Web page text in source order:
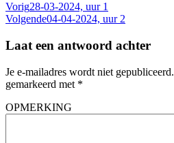
Vorig28-03-2024, uur 1
Volgende04-04-2024, uur 2
Laat een antwoord achter
Je e-mailadres wordt niet gepubliceerd.
gemarkeerd met *
OPMERKING